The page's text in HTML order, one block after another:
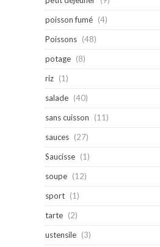
poisson fumé (4)
Poissons (48)
potage (8)
riz (1)
salade (40)
sans cuisson
(11)
sauces (27)
Saucisse (1)
soupe (12)
sport (1)
tarte (2)
ustensile (3)